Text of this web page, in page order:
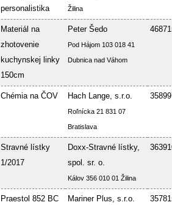
personalistika
Žilina
Materiál na
zhotovenie
kuchynskej linky
150cm
Peter Šedo
Pod Hájom 103 018 41
Dubnica nad Váhom
Chémia na ČOV Hach Lange, s.r.o.
Roľnícka 21 831 07
Bratislava
Stravné lístky
1/2017
Doxx-Stravné lístky,
spol. sr. o.
Kálov 356 010 01 Žilina
Praestol 852 BC
Mariner Plus, s.r.o.